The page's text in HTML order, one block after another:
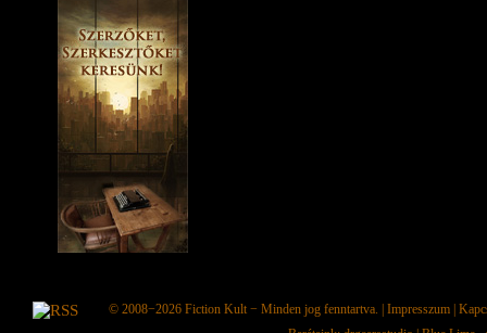
© 2008−2026 Fiction Kult − Minden jog fenntartva. | Impresszum